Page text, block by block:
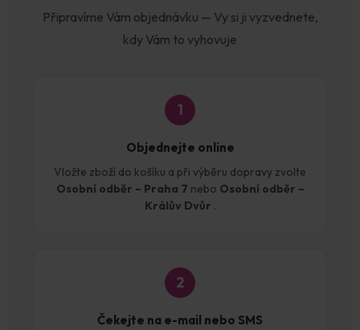
Připravíme Vám objednávku — Vy si ji vyzvednete,
kdy Vám to vyhovuje
1
Objednejte online
Vložte zboží do košíku a při výběru dopravy zvolte
Osobní odběr – Praha 7 nebo Osobní odběr –
Králův Dvůr .
2
Čekejte na e-mail nebo SMS